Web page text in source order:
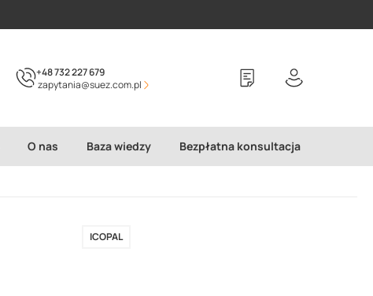
+48 732 227 679
zapytania@suez.com.pl
O nas Baza wiedzy Bezpłatna konsultacja
ICOPAL